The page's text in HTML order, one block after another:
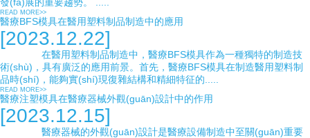
READ MORE>>
醫療BFS模具在醫用塑料制品制造中的應用
[2023.12.22]
在醫用塑料制品制造中，醫療BFS模具作為一種獨特的制造技
術(shù)，具有廣泛的應用前景。首先，醫療BFS模具在制造醫用塑料制
品時(shí)，能夠實(shí)現復雜結構和精細特征的.....
READ MORE>>
醫療注塑模具在醫療器械外觀(guān)設計中的作用
[2023.12.15]
醫療器械的外觀(guān)設計是醫療設備制造中至關(guān)重要